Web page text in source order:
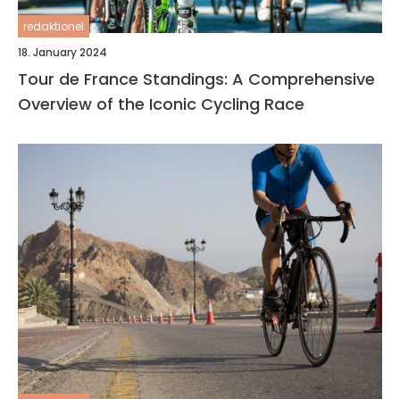
redaktionel
18. January 2024
Tour de France Standings: A Comprehensive
Overview of the Iconic Cycling Race